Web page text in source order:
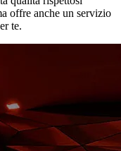
offre anche un servizio
te.